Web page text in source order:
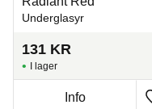
Underglasyr
131 KR
I lager
Info